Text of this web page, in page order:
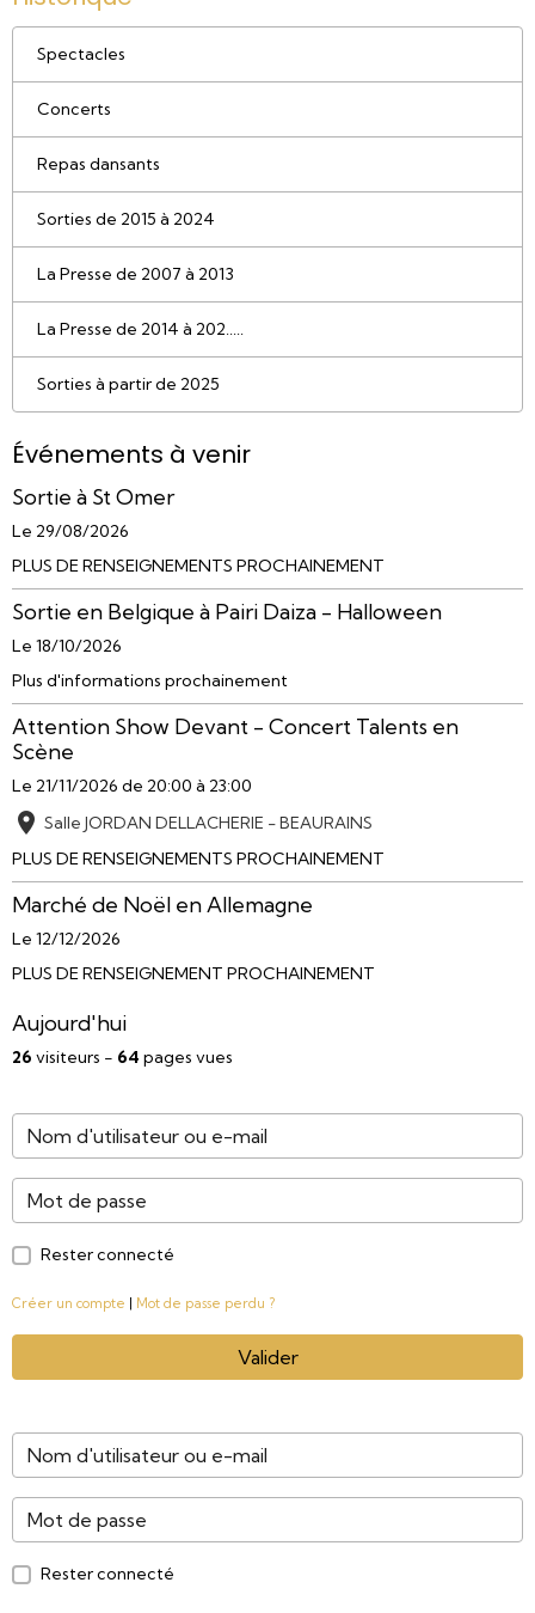
Spectacles
Concerts
Repas dansants
Sorties de 2015 à 2024
La Presse de 2007 à 2013
La Presse de 2014 à 202.....
Sorties à partir de 2025
Événements à venir
Sortie à St Omer
Le 29/08/2026
PLUS DE RENSEIGNEMENTS PROCHAINEMENT
Sortie en Belgique à Pairi Daiza - Halloween
Le 18/10/2026
Plus d'informations prochainement
Attention Show Devant - Concert Talents en
Scène
Le 21/11/2026 de 20:00 à 23:00
Salle JORDAN DELLACHERIE - BEAURAINS
PLUS DE RENSEIGNEMENTS PROCHAINEMENT
Marché de Noël en Allemagne
Le 12/12/2026
PLUS DE RENSEIGNEMENT PROCHAINEMENT
Aujourd'hui
26 visiteurs - 64 pages vues
Rester connecté
Créer un compte Mot de passe perdu ?
Valider
Rester connecté